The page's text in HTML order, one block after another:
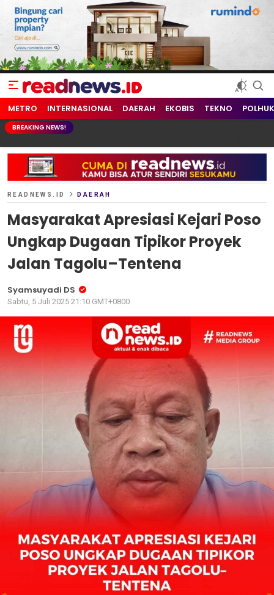
readnews.id
Berita Terkini, Update Terbaru Hari ini dari Indonesia dan Dunia
METRO INTERNASIONAL DAERAH EKOBIS TEKNO
BREAKING NEWS!
READNEWS.ID DAERAH
Masyarakat Apresiasi Kejari Poso
Ungkap Dugaan Tipikor Proyek
Jalan Tagolu–Tentena
Syamsuyadi DS
Sabtu, 5 Juli 2025 21:10 GMT+0800